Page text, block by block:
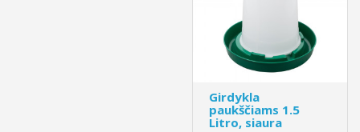
Girdykla
paukščiams 1.5
Litro, siaura